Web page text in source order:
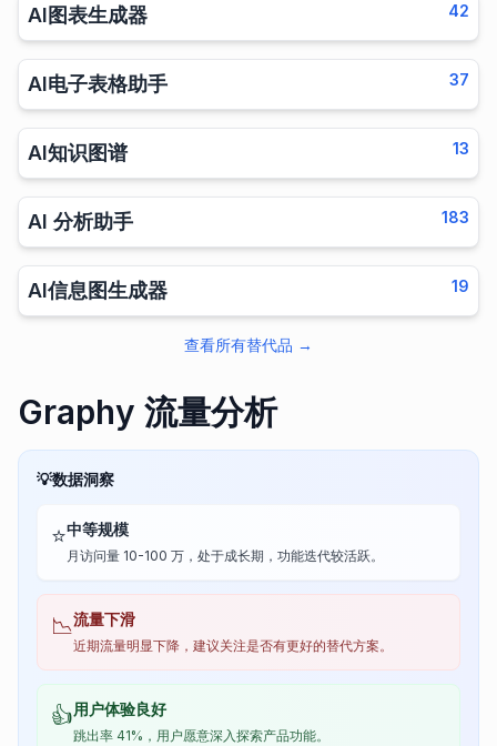
AI图表生成器 42
AI电子表格助手 37
AI知识图谱 13
AI 分析助手 183
AI信息图生成器 19
查看所有替代品 →
Graphy 流量分析
💡数据洞察
⭐中等规模
月访问量 10-100 万，处于成长期，功能迭代较活跃。
📉流量下滑
近期流量明显下降，建议关注是否有更好的替代方案。
👍用户体验良好
跳出率 41%，用户愿意深入探索产品功能。